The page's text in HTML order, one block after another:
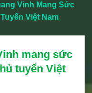
Vinh Mang Sức
Việt Nam
mang sức
tuyển Việt